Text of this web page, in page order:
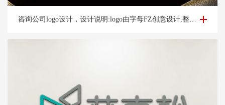
咨询公司logo设计-深圳富*咨询公司logo设计案例 咨询公司logo设计，设计说明:logo由字母FZ创意设计,整体方正大气,整体宛如图腾整体动态上扬,亮眼,体现好机会含义,整体设计简洁大气,易辨识让人过目不忘